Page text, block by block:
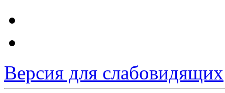
Версия для слабовидящих